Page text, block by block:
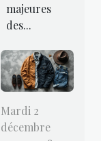
majeures
des...
Mardi 2
décembre